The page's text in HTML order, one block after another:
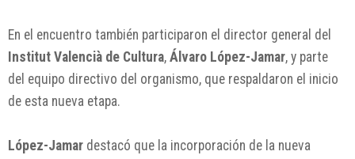
En el encuentro también participaron el director general del
Institut Valencià de Cultura, Álvaro López-Jamar, y parte
del equipo directivo del organismo, que respaldaron el inicio
de esta nueva etapa.
López-Jamar destacó que la incorporación de la nueva